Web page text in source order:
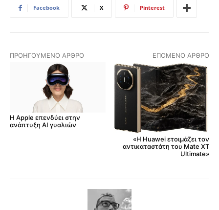
Facebook X Pinterest
ΠΡΟΗΓΟΎΜΕΝΟ ΆΡΘΡΟ
Η Apple επενδύει στην
ανάπτυξη AI γυαλιών
ΕΠΌΜΕΝΟ ΆΡΘΡΟ
«Η Huawei ετοιμάζει τον
αντικαταστάτη του Mate XT
Ultimate»